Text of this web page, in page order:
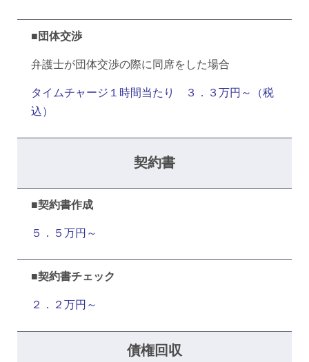
■団体交渉
弁護士が団体交渉の際に同席をした場合
タイムチャージ１時間当たり ３．３万円～（税
込）
契約書
■契約書作成
５．５万円～
■契約書チェック
２．２万円～
債権回収